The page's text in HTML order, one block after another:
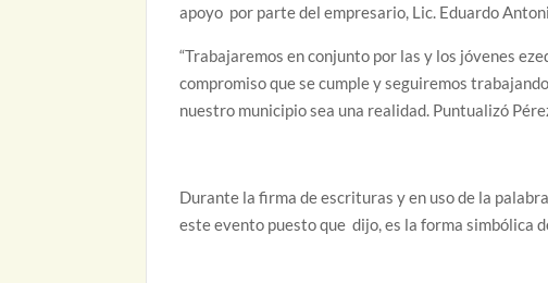
apoyo por parte del empresario, Lic. Eduardo
“Trabajaremos en conjunto por las y los jóvenes
compromiso que se cumple y seguiremos
nuestro municipio sea una realidad. Puntualizó
Durante la firma de escrituras y en uso de la
este evento puesto que dijo, es la forma simbólica